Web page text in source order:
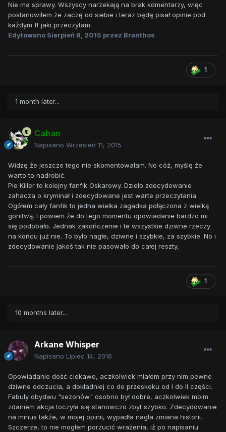
Nie ma sprawy. Wszyscy narzekają na brak komentarzy, więc
postanowiłem że zaczę od siebie i teraz będę pisał opinie pod
każdym ff jaki przeczytam.
Edytowano Sierpień 8, 2015 przez Branthos
1
1 month later...
Cahan
Napisano Wrzesień 11, 2015
Widzę że jeszcze tego nie skomentowałam. No cóż, myślę że
warto to nadrobić.
Pie Killer to kolejny fanfik Oskarowy. Dzieło zdecydowanie
zahacza o kryminał i zdecydowane jest warte przeczytania.
Ogółem cały fanfik to jedna wielka zagadka połączona z wielką
gonitwą. I powiem że do tego momentu opowiadanie bardzo mi
się podobało. Jednak zakończenie i te wszystkie dziwne rzeczy
na końcu już nie. To było nagłe, dziwne i szybkie, za szybkie. No i
zdecydowanie jakoś tak nie pasowało do całej reszty,
1
10 months later...
Arkane Whisper
Napisano Lipiec 14, 2016
Opowiadanie dość ciekawe, aczkolwiek miałem przy nim pewne
dziwne odczucia, a dokładniej co do przeskoku od I do II części.
Fabuły obydwu "sezonów" osobno był dobre, aczkolwiek moim
zdaniem akcja toczyła się stanowczo zbyt szybko. Zdecydowanie
na minus także, w mojej opinii, wypadła nagła zmiana historii.
Szczerze, to nie mogłem porzucić wrażenia, iż po napisaniu